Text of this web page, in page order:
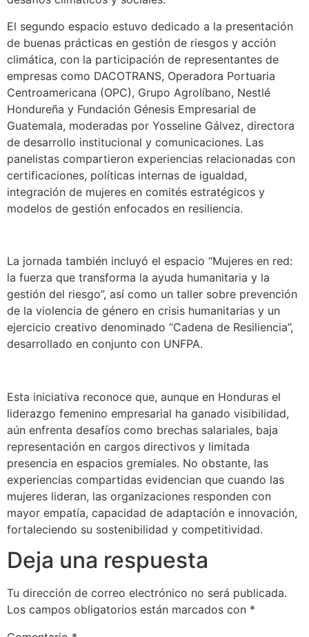
El segundo espacio estuvo dedicado a la presentación
de buenas prácticas en gestión de riesgos y acción
climática, con la participación de representantes de
empresas como DACOTRANS, Operadora Portuaria
Centroamericana (OPC), Grupo Agrolíbano, Nestlé
Hondureña y Fundación Génesis Empresarial de
Guatemala, moderadas por Yosseline Gálvez, directora
de desarrollo institucional y comunicaciones. Las
panelistas compartieron experiencias relacionadas con
certificaciones, políticas internas de igualdad,
integración de mujeres en comités estratégicos y
modelos de gestión enfocados en resiliencia.
La jornada también incluyó el espacio “Mujeres en red:
la fuerza que transforma la ayuda humanitaria y la
gestión del riesgo”, así como un taller sobre prevención
de la violencia de género en crisis humanitarias y un
ejercicio creativo denominado “Cadena de Resiliencia”,
desarrollado en conjunto con UNFPA.
Esta iniciativa reconoce que, aunque en Honduras el
liderazgo femenino empresarial ha ganado visibilidad,
aún enfrenta desafíos como brechas salariales, baja
representación en cargos directivos y limitada
presencia en espacios gremiales. No obstante, las
experiencias compartidas evidencian que cuando las
mujeres lideran, las organizaciones responden con
mayor empatía, capacidad de adaptación e innovación,
fortaleciendo su sostenibilidad y competitividad.
Deja una respuesta
Tu dirección de correo electrónico no será publicada.
Los campos obligatorios están marcados con *